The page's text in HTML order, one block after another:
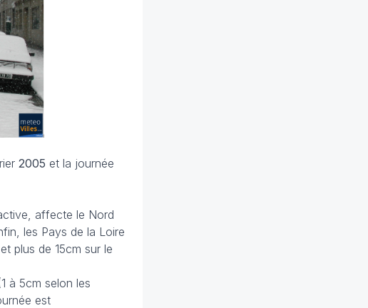
2005 et la journée
affecte le Nord
les Pays de la Loire
plus de 15cm sur le
à 5cm selon les
est